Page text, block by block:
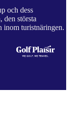
och dess
största
inom turistnäringen.